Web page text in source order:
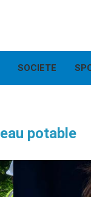
SOCIETE
eau potable